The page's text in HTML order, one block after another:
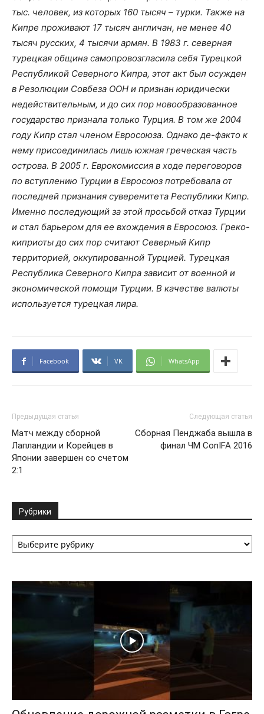
тыс. человек, из которых 160 тысяч – турки. Также на
Кипре проживают 17 тысяч англичан, не менее 40
тысяч русских, 4 тысячи армян. В 1983 г. северная
турецкая община самопровозгласила себя Турецкой
Республикой Северного Кипра, этот акт был осужден
в Резолюции Совбеза ООН и признан юридически
недействительным, и до сих пор новообразованное
государство признала только Турция. В том же 2004
году Кипр стал членом Евросоюза. Однако де-факто к
нему присоединилась лишь южная греческая часть
острова. В 2005 г. Еврокомиссия в ходе переговоров
по вступлению Турции в Евросоюз потребовала от
последней признания суверенитета Республики Кипр.
Именно последующий за этой просьбой отказ Турции
и стал барьером для ее вхождения в Евросоюз. Греко-
киприоты до сих пор считают Северный Кипр
территорией, оккупированной Турцией. Турецкая
Республика Северного Кипра зависит от военной и
экономической помощи Турции. В качестве валюты
используется турецкая лира.
Facebook VK WhatsApp
Предыдущая статья
Матч между сборной
Лапландии и Корейцев в
Японии завершен со счетом
2:1
Следующая статья
Сборная Пенджаба вышла в
финал ЧМ СonIFA 2016
Рубрики
Рубрики